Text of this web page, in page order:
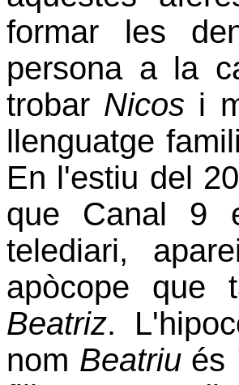
formar les
persona a la
trobar Nicos i
llenguatge
En l'estiu del
que Canal 9
telediari,
apòcope
Beatriz.
nom Beatriués